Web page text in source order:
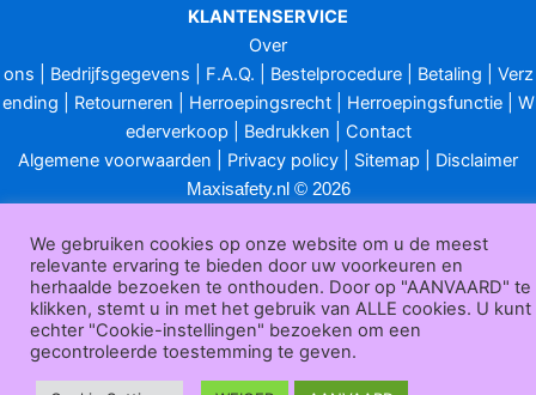
KLANTENSERVICE
Over
ons
Bedrijfsgegevens F.A.Q. Bestelprocedure| Betaling
Verz
ending
Retourneren Herroepingsrecht| Herroepingsfunctie| W
ederverkoop
Bedrukken
Contact
Algemene voorwaarden
Privacy policy Sitemap Disclaimer
Maxisafety.nl © 2026
We gebruiken cookies op onze website om u de meest
relevante ervaring te bieden door uw voorkeuren en
herhaalde bezoeken te onthouden. Door op "AANVAARD" te
klikken, stemt u in met het gebruik van ALLE cookies. U kunt
echter "Cookie-instellingen" bezoeken om een
gecontroleerde toestemming te geven.